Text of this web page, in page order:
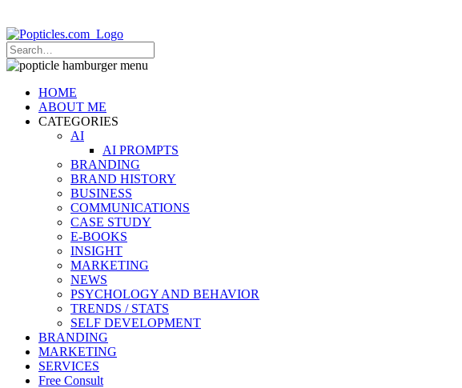
Popticles.com
HOME
ABOUT ME
CATEGORIES
AI
AI PROMPTS
BRANDING
BRAND HISTORY
BUSINESS
COMMUNICATIONS
CASE STUDY
E-BOOKS
INSIGHT
MARKETING
NEWS
PSYCHOLOGY AND BEHAVIOR
TRENDS / STATS
SELF DEVELOPMENT
BRANDING
MARKETING
SERVICES
Free Consult